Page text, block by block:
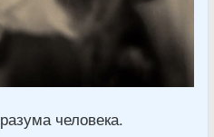
человека.